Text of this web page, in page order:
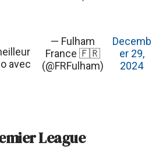
avec
— Fulham
France 🇫🇷
(@FRFulham)
Decemb
er 29,
2024
League